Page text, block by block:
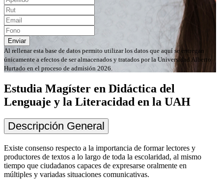
Enviar
Al rellenar esta base de datos permito utilizar los datos que aquí se entregan
únicamente a efectos de ser almacenados y tratados por la Universidad Alberto
Hurtado en el proceso de admisión 2026.
Estudia Magíster en Didáctica del
Lenguaje y la Literacidad en la UAH
Descripción General
Existe consenso respecto a la importancia de formar lectores y
productores de textos a lo largo de toda la escolaridad, al mismo
tiempo que ciudadanos capaces de expresarse oralmente en
múltiples y variadas situaciones comunicativas.